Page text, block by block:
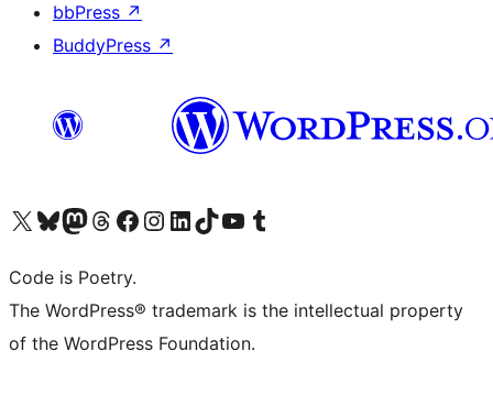
bbPress ↗
BuddyPress ↗
Visita il nostro account X (ex Twitter)
Visita il nostro account Bluesky
Visita il nostro account Mastodon
Visita il nostro account Threads
Visita la nostra pagina Facebook
Visita il nostro account Instagram
Visita il nostro account LinkedIn
Visita il nostro account TikTok
Visita il nostro canale YouTube
Visita il nostro account Tumblr
Code is Poetry.
The WordPress® trademark is the intellectual property
of the WordPress Foundation.